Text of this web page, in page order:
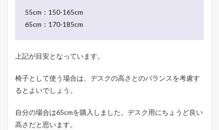
55cm：150-165cm
65cm：170-185cm
上記が目安となっています。
椅子として使う場合は、デスクの高さとのバランスを考慮す
るとよいでしょう。
自分の場合は65cmを購入しました。デスク用にちょうど良い
高さだと思います。